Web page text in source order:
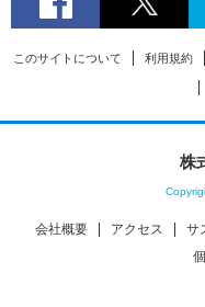
このサイトについて 利用規約
株
会社概要 アクセス サ